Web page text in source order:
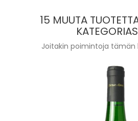
15 MUUTA
Joitakin poimintoja tämän